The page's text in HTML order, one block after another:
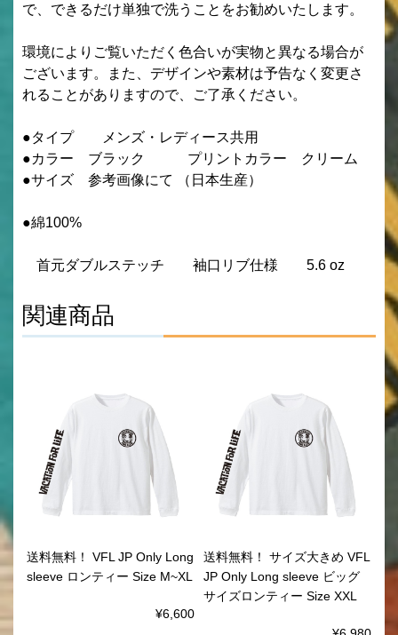
で、できるだけ単独で洗うことをお勧めいたします。
環境によりご覧いただく色合いが実物と異なる場合が
ございます。また、デザインや素材は予告なく変更さ
れることがありますので、ご了承ください。
●タイプ メンズ・レディース共用
●カラー ブラック プリントカラー クリーム
●サイズ 参考画像にて （日本生産）
●綿100%
首元ダブルステッチ 袖口リブ仕様 5.6 oz
関連商品
送料無料！ VFL JP Only Long
sleeve ロンティー Size M~XL
¥6,600
送料無料！ サイズ大きめ VFL
JP Only Long sleeve ビッグ
サイズロンティー Size XXL